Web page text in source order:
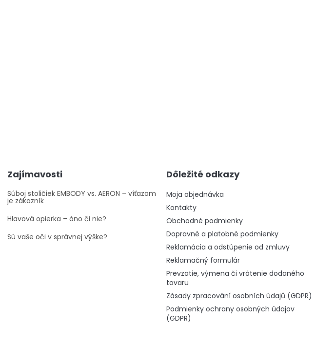
c
e
p
v
k
y
Zajímavosti
Súboj stoličiek EMBODY vs. AERON – víťazom
je zákazník
Hlavová opierka – áno či nie?
Sú vaše oči v správnej výške?
Dôležité odkazy
Moja objednávka
Kontakty
Obchodné podmienky
Dopravné a platobné podmienky
Reklamácia a odstúpenie od zmluvy
Reklamačný formulár
Prevzatie, výmena či vrátenie dodaného
tovaru
Zásady zpracování osobních údajů (GDPR)
Podmienky ochrany osobných údajov
(GDPR)